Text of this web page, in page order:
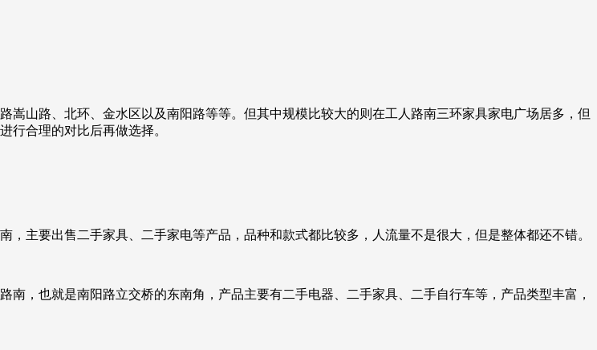
山路、北环、金水区以及南阳路等等。但其中规模比较大的则在工人路南三环家具家电广场居多，但
行合理的对比后再做选择。
主要出售二手家具、二手家电等产品，品种和款式都比较多，人流量不是很大，但是整体都还不错。
，也就是南阳路立交桥的东南角，产品主要有二手电器、二手家具、二手自行车等，产品类型丰富，